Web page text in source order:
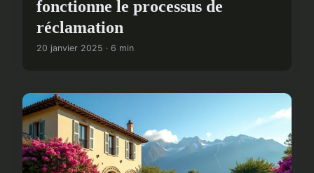
fonctionne le processus de
réclamation
20 janvier 2025 · 6 min